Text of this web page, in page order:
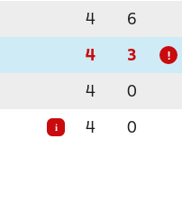
4 6
4 3 !
4 0
i 4 0